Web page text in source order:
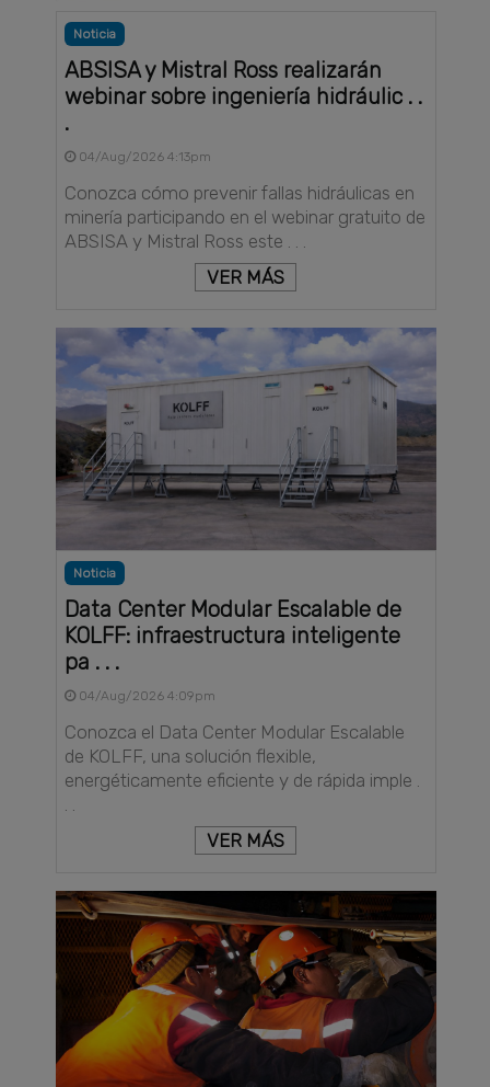
Noticia
ABSISA y Mistral Ross realizarán
webinar sobre ingeniería hidráulic . .
.
04/Aug/2026 4:13pm
Conozca cómo prevenir fallas hidráulicas en
minería participando en el webinar gratuito de
ABSISA y Mistral Ross este . . .
VER MÁS
Noticia
Data Center Modular Escalable de
KOLFF: infraestructura inteligente
pa . . .
04/Aug/2026 4:09pm
Conozca el Data Center Modular Escalable
de KOLFF, una solución flexible,
energéticamente eficiente y de rápida imple .
. .
VER MÁS